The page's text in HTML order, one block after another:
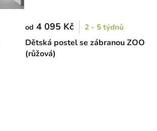
Dětská postel se zábranou ZOO
(růžová)
od 4 095 Kč 2 - 5 týdnů